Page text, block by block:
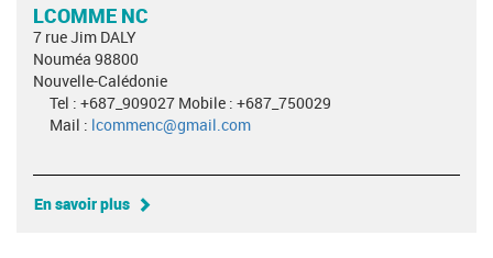
LCOMME NC
7 rue Jim DALY
Nouméa 98800
Nouvelle-Calédonie
Tel : +687_909027 Mobile : +687_750029
Mail : lcommenc@gmail.com
En savoir plus